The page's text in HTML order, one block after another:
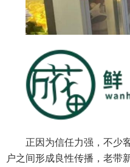
正因为信任力强，不少
户之间形成良性传播，老带